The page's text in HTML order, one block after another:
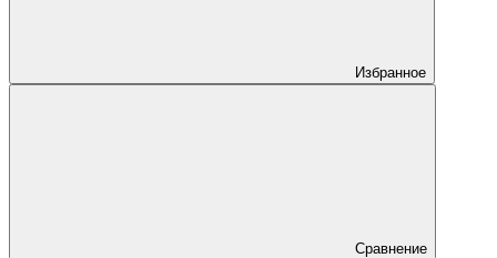
Избранное
Сравнение